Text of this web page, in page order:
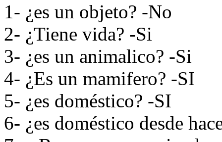
1- ¿es un objeto? -No
2- ¿Tiene vida? -Si
3- ¿es un animalico? -Si
4- ¿Es un mamifero? -SI
5- ¿es doméstico? -SI
6- ¿es doméstico desde